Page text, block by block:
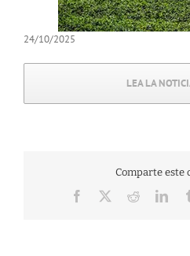
24/10/2025
LEA LA
Comparte este
Facebook Reddit